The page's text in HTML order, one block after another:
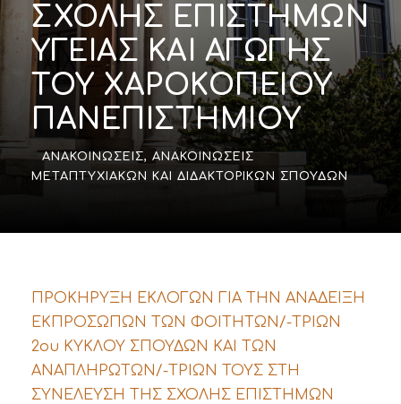
ΣΧΟΛΗΣ ΕΠΙΣΤΗΜΩΝ
ΥΓΕΙΑΣ ΚΑΙ ΑΓΩΓΗΣ
ΤΟΥ ΧΑΡΟΚΟΠΕΙΟΥ
ΠΑΝΕΠΙΣΤΗΜΙΟΥ
ΑΝΑΚΟΙΝΏΣΕΙΣ, ΑΝΑΚΟΙΝΏΣΕΙΣ
ΜΕΤΑΠΤΥΧΙΑΚΏΝ ΚΑΙ ΔΙΔΑΚΤΟΡΙΚΏΝ ΣΠΟΥΔΏΝ
ΠΡΟΚΗΡΥΞΗ ΕΚΛΟΓΩΝ ΓΙΑ ΤΗΝ ΑΝΑΔΕΙΞΗ
ΕΚΠΡΟΣΩΠΩΝ ΤΩΝ ΦΟΙΤΗΤΩΝ/-ΤΡΙΩΝ
2ου ΚΥΚΛΟΥ ΣΠΟΥΔΩΝ ΚΑΙ ΤΩΝ
ΑΝΑΠΛΗΡΩΤΩΝ/-ΤΡΙΩΝ ΤΟΥΣ ΣΤΗ
ΣΥΝΕΛΕΥΣΗ ΤΗΣ ΣΧΟΛΗΣ ΕΠΙΣΤΗΜΩΝ